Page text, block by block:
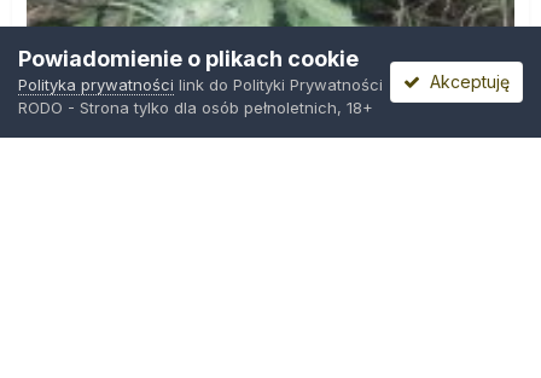
Powiadomienie o plikach cookie
Polityka prywatności link do Polityki Prywatności
RODO - Strona tylko dla osób pełnoletnich, 18+
Akceptuję